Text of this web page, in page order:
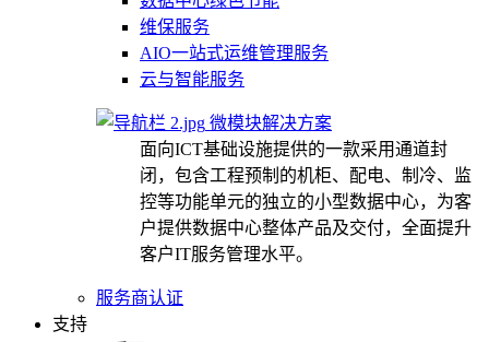
维保服务
AIO一站式运维管理服务
云与智能服务
微模块解决方案
面向ICT基础设施提供的一款采用通道封
闭，包含工程预制的机柜、配电、制冷、监
控等功能单元的独立的小型数据中心，为客
户提供数据中心整体产品及交付，全面提升
客户IT服务管理水平。
服务商认证
支持